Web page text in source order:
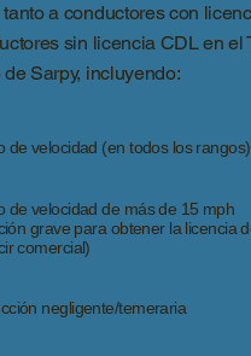
a conductores con
sin licencia CDL en el
Sarpy, incluyendo:
de velocidad (en todos los rangos)
de velocidad de más de 15 mph
grave para obtener la licencia
comercial)
negligente/temeraria